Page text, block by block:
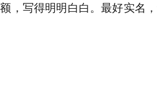
写得明明白白。最好实名，